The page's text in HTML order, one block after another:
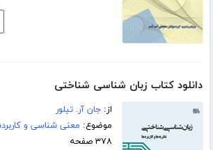
دانلود کتاب زبان‌ شناسی شناختی
از:جان آر. تیلور
موضوع: معنی شناسی و
۳۷۸ صفحه